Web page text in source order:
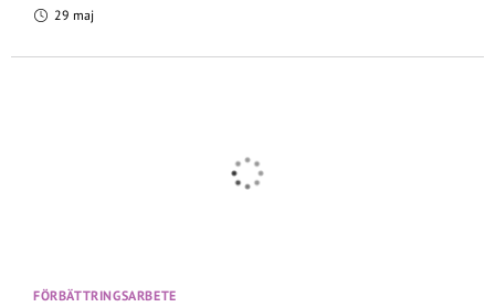
29 maj
FÖRBÄTTRINGSARBETE